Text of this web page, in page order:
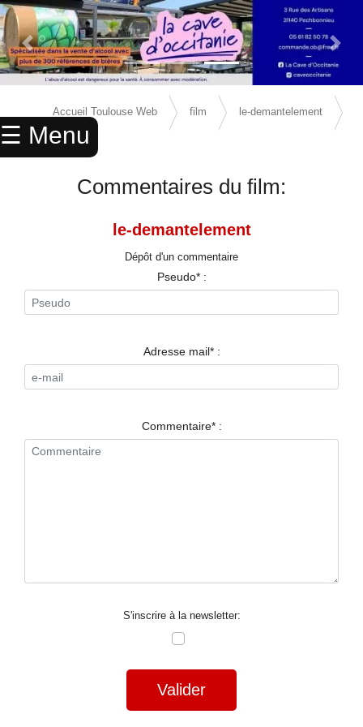
☰ Menu
× ACCUEIL
ANNUAIRE
SPORTS
RESTAURANTS
NUIT
Previous Slide Next
Accueil Toulouse Web film le-demantelement
avis
Commentaires du film:
le-demantelement
Dépôt d'un commentaire
Pseudo* :
Adresse mail* :
Commentaire* :
S'inscrire à la newsletter:
Valider